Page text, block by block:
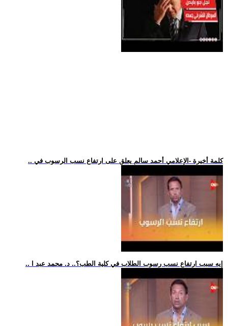
.. كلمة أخيرة -الإعلامي أحمد سالم يعلق على ارتفاع نسب الرسوب في
.. إيه سبب ارتفاع نسب رسوب الطلاب في كلية الطب؟.. د. محمد عبد ا